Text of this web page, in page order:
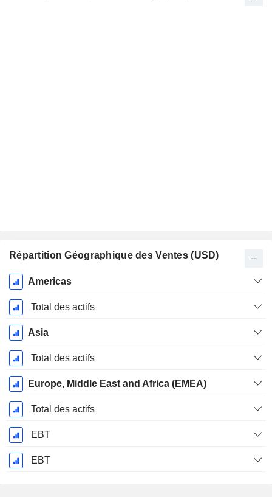
Répartition Géographique des Ventes (USD)
Période
Fiscale:
Décembre
Americas
Total des actifs
Asia
Total des actifs
Europe, Middle East and Africa (EMEA)
Total des actifs
EBT
EBT